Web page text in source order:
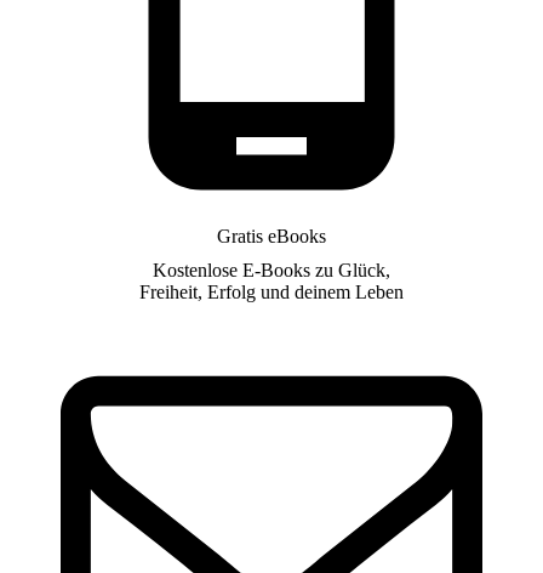
Gratis eBooks
Kostenlose E-Books zu Glück,
Freiheit, Erfolg und deinem Leben